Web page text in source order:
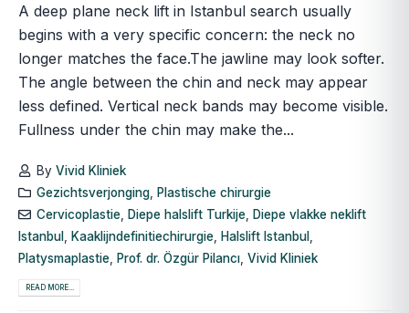
A deep plane neck lift in Istanbul search usually
begins with a very specific concern: the neck no
longer matches the face.The jawline may look softer.
The angle between the chin and neck may appear
less defined. Vertical neck bands may become visible.
Fullness under the chin may make the...
By Vivid Kliniek
Gezichtsverjonging, Plastische chirurgie
Cervicoplastie, Diepe halslift Turkije, Diepe vlakke neklift
Istanbul Kaaklijndefinitiechirurgie Halslift Istanbul
Platysmaplastie Prof. dr. Özgür Pilancı Vivid Kliniek
READ MORE...